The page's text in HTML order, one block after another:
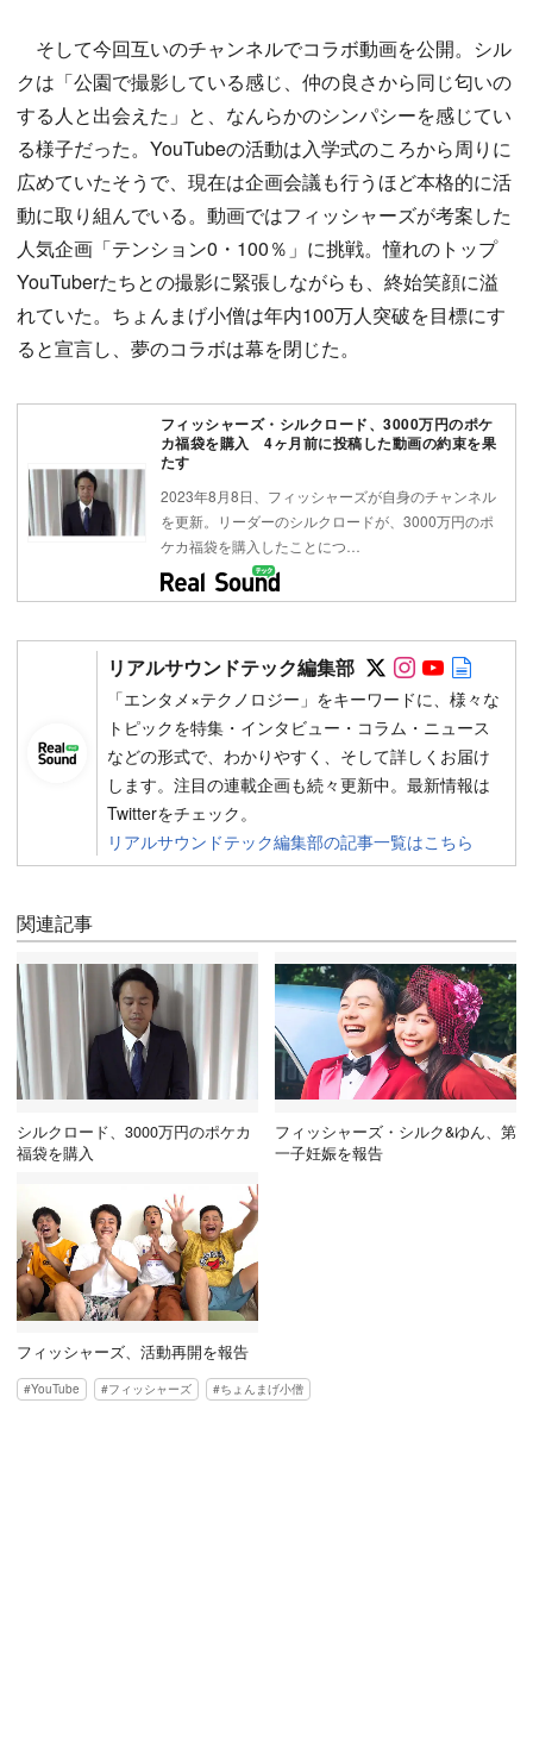
そして今回互いのチャンネルでコラボ動画を公開。シル
クは「公園で撮影している感じ、仲の良さから同じ匂いの
する人と出会えた」と、なんらかのシンパシーを感じてい
る様子だった。YouTubeの活動は入学式のころから周りに
広めていたそうで、現在は企画会議も行うほど本格的に活
動に取り組んでいる。動画ではフィッシャーズが考案した
人気企画「テンション0・100％」に挑戦。憧れのトップ
YouTuberたちとの撮影に緊張しながらも、終始笑顔に溢
れていた。ちょんまげ小僧は年内100万人突破を目標にす
ると宣言し、夢のコラボは幕を閉じた。
フィッシャーズ・シルクロード、3000万円のポケ
カ福袋を購入 4ヶ月前に投稿した動画の約束を果
たす
2023年8月8日、フィッシャーズが自身のチャンネル
を更新。リーダーのシルクロードが、3000万円のポ
ケカ福袋を購入したことにつ…
リアルサウンドテック編集部 Follow on
Follow on
Follow
「エンタメ×テクノロジー」をキーワードに、様々な
トピックを特集・インタビュー・コラム・ニュース
などの形式で、わかりやすく、そして詳しくお届け
します。注目の連載企画も続々更新中。最新情報は
Twitterをチェック。
リアルサウンドテック編集部の記事一覧はこちら
関連記事
シルクロード、3000万円のポケカ
福袋を購入
フィッシャーズ・シルク&ゆん、第
一子妊娠を報告
フィッシャーズ、活動再開を報告
YouTube フィッシャーズ ちょんまげ小僧